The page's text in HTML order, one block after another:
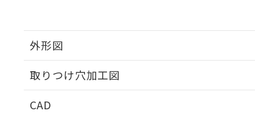
外形図
取りつけ穴加工図
CAD